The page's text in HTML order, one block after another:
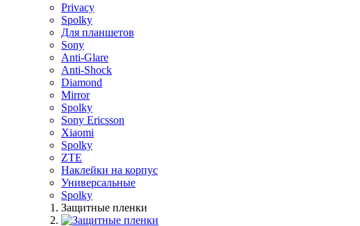
Privacy
Spolky
Для планшетов
Sony
Anti-Glare
Anti-Shock
Diamond
Mirror
Spolky
Sony Ericsson
Xiaomi
Spolky
ZTE
Наклейки на корпус
Универсальные
Spolky
Защитные пленки